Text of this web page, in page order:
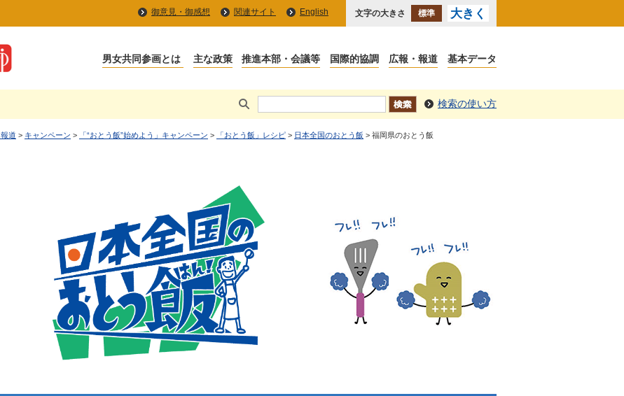
御意見・御感想 関連サイト English 文字の大きさ 標準 大きく
検索の使い方
道 > キャンペーン > 「“おとう飯”始めよう」キャンペーン > 「おとう飯」レシピ > 日本全国のおとう飯 > 福岡県のおとう飯